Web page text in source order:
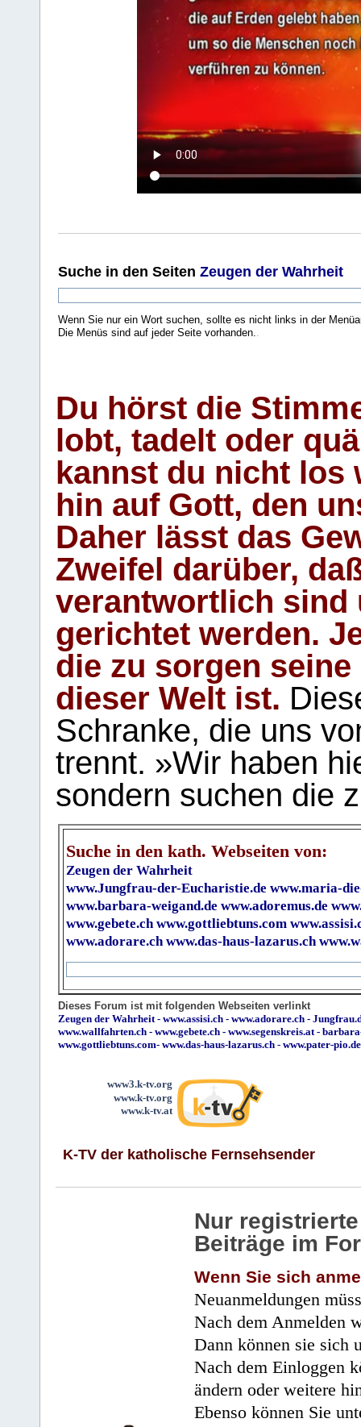
Suche in den Seiten Zeugen der Wahrheit
Wenn Sie nur ein Wort suchen, sollte es nicht links in der
Die Menüs sind auf jeder Seite vorhanden..
Du hörst die
lobt, tadelt oder
kannst du nicht los
hin auf Gott, den
Daher lässt das
Zweifel darüber,
verantwortlich sind
gerichtet werden.
die zu sorgen
dieser Welt ist.
Schranke, die uns
trennt. »Wir haben
sondern suchen die
Suche in den kath. Webseiten von:
Zeugen der Wahrheit
www.Jungfrau-der-Eucharistie.de www.maria-
www.barbara-weigand.de www.adoremus.de
www.gebete.ch www.gottliebtuns.com
www.adorare.ch www.das-haus-lazarus.ch
Dieses Forum ist mit folgenden Webseiten verlinkt
Zeugen der Wahrheit- www.assisi.ch - www.adorare.ch -
www.wallfahrten.ch - www.gebete.ch - www.segenskreis.at-
www.gottliebtuns.com- www.das-haus-lazarus.ch - www.pater-pio.de
www3.k-tv.org
www.k-tv.org
www.k-tv.at
K-TV der katholische Fernsehsender
Nur
Beiträge im
Wenn Sie sich
Neuanmeldungen
Nach dem Anmelden
Dann können sie sich
Nach dem Einloggen
ändern oder weitere
Ebenso können Sie